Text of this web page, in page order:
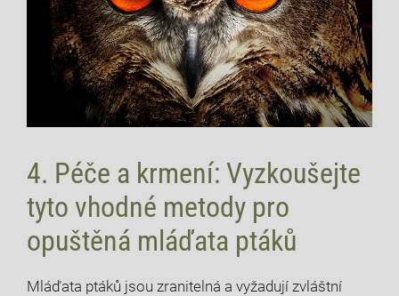
4. Péče a krmení: Vyzkoušejte
tyto vhodné metody pro
opuštěná mláďata ptáků
Mláďata ptáků jsou zranitelná a vyžadují zvláštní